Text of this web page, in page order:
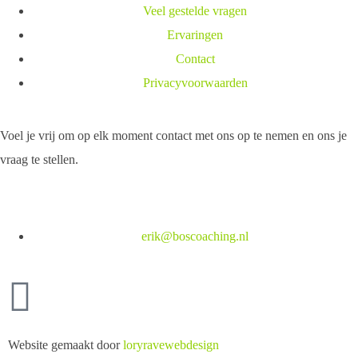
Veel gestelde vragen
Ervaringen
Contact
Privacyvoorwaarden
Voel je vrij om op elk moment contact met ons op te nemen en ons je
vraag te stellen.
erik@boscoaching.nl
Website gemaakt doorloryravewebdesign